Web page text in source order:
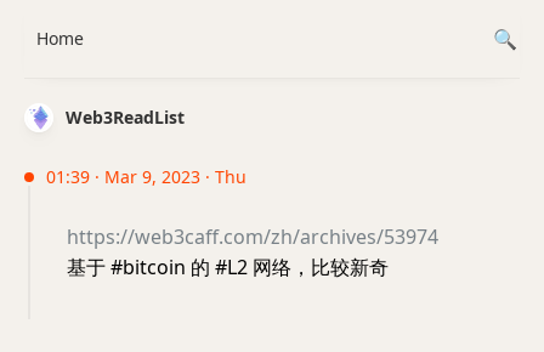
Web3ReadList
01:39 · Mar 9, 2023 · Thu
https://web3caff.com/zh/archives/53974
基于 #bitcoin 的 #L2 网络，比较新奇
Home